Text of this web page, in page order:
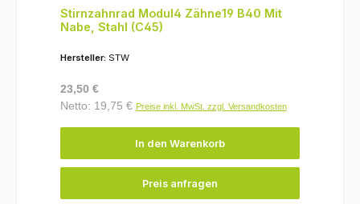
Stirnzahnrad Modul4 Zähne19 B40 Mit
Nabe, Stahl (C45)
Hersteller: STW
Regulärer Preis:
23,50 €
Netto: 19,75 € Preise inkl. MwSt. zzgl. Versandkosten
In den Warenkorb
Preis anfragen